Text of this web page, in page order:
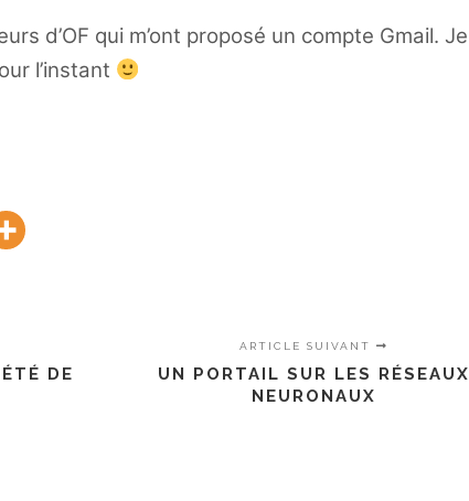
d’OF qui m’ont proposé un compte Gmail. Je
l’instant
DE
ARTICLE SUIVANT
UN PORTAIL SUR LES RÉSEAUX
NEURONAUX